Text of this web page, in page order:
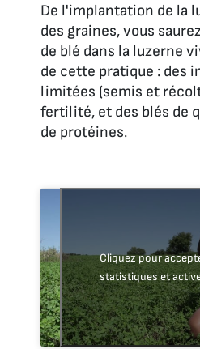
De l'implantation de la
des graines, vous
de blé dans la luzerne
de cette pratique : des
limitées (semis et
fertilité, et des blés de
de protéines.
Cliquez pour
statistiques et